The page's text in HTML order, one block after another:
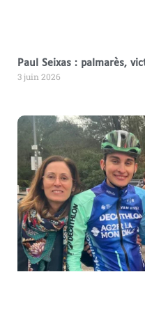
Paul Seixas : palmarès,
3 juin 2026